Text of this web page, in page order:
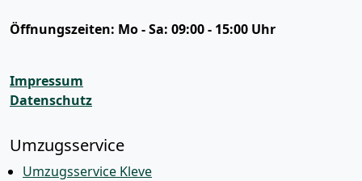
Öffnungszeiten: Mo - Sa: 09:00 - 15:00 Uhr
Impressum
Datenschutz
Umzugsservice
Umzugsservice Kleve